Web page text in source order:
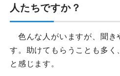
人たちですか？
色んな人がいますが、聞き
す。助けてもらうことも多く
と感じます。